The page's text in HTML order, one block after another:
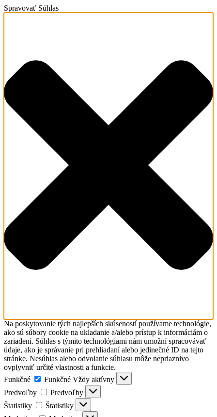
Spravovať Súhlas
Na poskytovanie tých najlepších skúseností používame technológie,
ako sú súbory cookie na ukladanie a/alebo prístup k informáciám o
zariadení. Súhlas s týmito technológiami nám umožní spracovávať
údaje, ako je správanie pri prehliadaní alebo jedinečné ID na tejto
stránke. Nesúhlas alebo odvolanie súhlasu môže nepriaznivo
ovplyvniť určité vlastnosti a funkcie.
Funkčné
Funkčné Vždy aktívny
Predvoľby
Predvoľby
Štatistiky
Štatistiky